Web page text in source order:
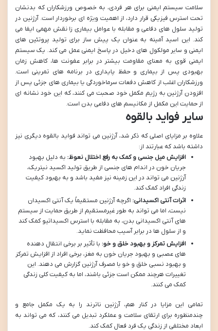
سلامت سیستم ایمنی برای هر فردی، به خصوص ورزشکاران که بدنشان
تحت استرس فیزیکی قرار دارد، از اهمیت ویژه ای برخوردار است. آرژنین در
تولید سلول های دفاعی و مقابله با عوامل بیماری زا نقش مهمی ایفا می
کند. این اسید آمینه به عنوان یک پیش ساز برای تولید پروتئین های
ایمنی و سایر مولکول های دخیل در پاسخ ایمنی عمل می کند. یک سیستم
ایمنی قوی به معنای مقاومت بیشتر در برابر عفونت ها، کاهش زمان
بهبودی پس از بیماری و حفظ پایداری در برنامه های تمرینی است.
ورزشکاران اغلب از کاهش دفعات سرماخوردگی یا بیماری های جزئی پس از
افزودن آرژنین به رژیم مکمل خود صحبت می کنند، که این خود نشانه ای
از حمایت این مکمل از مکانیسم های دفاعی بدن است.
سایر فواید بالقوه
علاوه بر مزایای اصلی که ذکر شد، آرژنین می تواند فواید بالقوه دیگری نیز
داشته باشد که عبارتند از:
افزایش میل جنسی و کمک به رفع اختلال نعوظ: به دلیل بهبود
جریان خون در اندام های جنسی از طریق تولید اکسید نیتریک،
آرژنین می تواند در این زمینه نیز مفید باشد و به بهبود کیفیت
زندگی افراد کمک کند.
اثرات آنتی اکسیدانی: اگرچه آرژنین مستقیماً یک آنتی اکسیدان
نیست، اما می تواند به طور غیرمستقیم از طریق حمایت از سیستم
های آنتی اکسیدانی بدن، به مقابله با استرس اکسیداتیو کمک کند
و از سلول ها در برابر آسیب محافظت نماید.
افزایش تمرکز و بهبود خلق و خو: با تأثیر بر برخی انتقال دهنده
های عصبی و بهبود جریان خون به مغز، برخی افراد از افزایش تمرکز
و بهبود نسبی خلق و خو با مصرف آرژنین گزارش می دهند. این
تغییرات هرچند ممکن است جزئی باشند، اما به کیفیت کلی زندگی
کمک می کنند.
تمامی این مزایا در کنار هم، آرژنین ناترند را به یک مکمل جامع و
چندمنظوره برای ارتقای سلامت و عملکرد تبدیل می کنند، که می تواند به
ابعاد مختلفی از زندگی یک فرد فعال کمک کند.